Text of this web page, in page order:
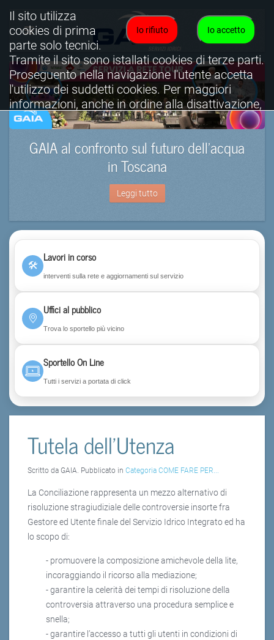
GAIA al confronto sul futuro dell’acqua
in Toscana
Leggi tutto
🛠
Lavori in corso
interventi sulla rete e aggiornamenti sul servizio
Uffici al pubblico
Trova lo sportello più vicino
Sportello On Line
Tutti i servizi a portata di click
Tutela dell'Utenza
Scritto da GAIA. Pubblicato in Categoria COME FARE PER...
La Conciliazione rappresenta un mezzo alternativo di
risoluzione stragiudiziale delle controversie insorte fra
Gestore ed Utente finale del Servizio Idrico Integrato ed ha
lo scopo di:
- promuovere la composizione amichevole della lite,
incoraggiando il ricorso alla mediazione;
- garantire la celerità dei tempi di risoluzione della
controversia attraverso una procedura semplice e
snella;
- garantire l’accesso a tutti gli utenti in condizioni di
Io accetto
Io rifiuto
Il sito utilizza
cookies di prima
parte solo tecnici.
Tramite il sito sono istallati cookies di terze parti.
Proseguento nella navigazione l'utente accetta
l'utilizzo dei suddetti cookies. Per maggiori
informazioni, anche in ordine alla disattivazione,
è possibile consultare l'informativa cookies
completa.
Visualizza informativa completa.